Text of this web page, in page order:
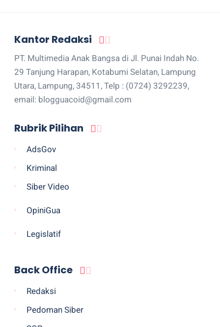
Kantor Redaksi
PT. Multimedia Anak Bangsa di Jl. Punai Indah No.
29 Tanjung Harapan, Kotabumi Selatan, Lampung
Utara, Lampung, 34511, Telp : (0724) 3292239,
email: blogguacoid@gmail.com
Rubrik Pilihan
AdsGov
Kriminal
Siber Video
OpiniGua
Legislatif
Back Office
Redaksi
Pedoman Siber